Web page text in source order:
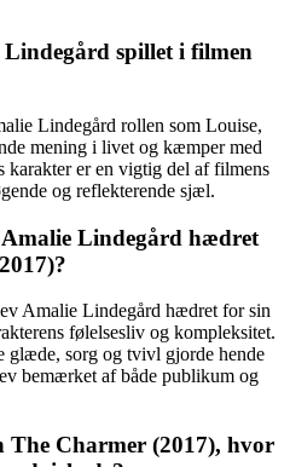
spillet i filmen
Lindegård rollen som Louise,
mening i livet og kæmper med
karakter er en vigtig del af filmens
og reflekterende sjæl.
Lindegård hædret
Amalie Lindegård hædret for sin
følelsesliv og kompleksitet.
glæde, sorg og tvivl gjorde hende
bemærket af både publikum og
The Charmer (2017), hvor